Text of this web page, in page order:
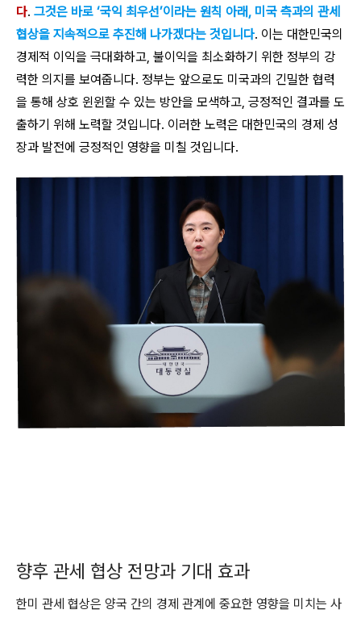
다. 그것은 바로 ‘국익 최우선’이라는 원칙 아래, 미국 측과의 관세
협상을 지속적으로 추진해 나가겠다는 것입니다. 이는 대한민국의
경제적 이익을 극대화하고, 불이익을 최소화하기 위한 정부의 강
력한 의지를 보여줍니다. 정부는 앞으로도 미국과의 긴밀한 협력
을 통해 상호 윈윈할 수 있는 방안을 모색하고, 긍정적인 결과를 도
출하기 위해 노력할 것입니다. 이러한 노력은 대한민국의 경제 성
장과 발전에 긍정적인 영향을 미칠 것입니다.
향후 관세 협상 전망과 기대 효과
한미 관세 협상은 양국 간의 경제 관계에 중요한 영향을 미치는 사